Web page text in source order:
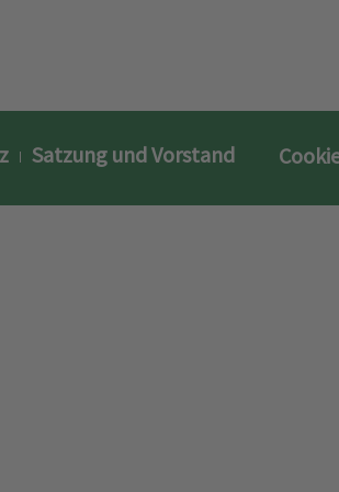
Satzung und Vorstand